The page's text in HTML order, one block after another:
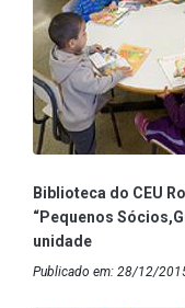
Biblioteca do CEU
“Pequenos
unidade
Publicado em: 28/12/